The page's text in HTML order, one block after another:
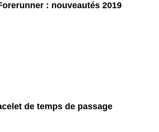
: nouveautés 2019
de temps de passage